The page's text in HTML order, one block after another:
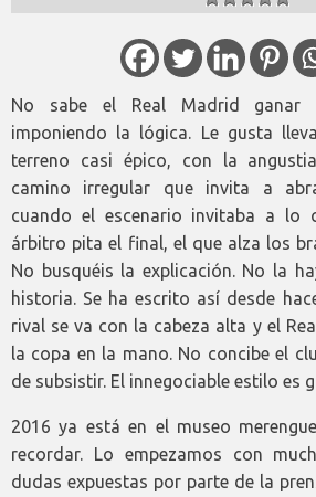
No sabe el Real Madrid
imponiendo la lógica. Le gusta
terreno casi épico, con la
camino irregular que invita a
cuando el escenario invitaba a lo
árbitro pita el final, el que alza los
No busquéis la explicación. No la
historia. Se ha escrito así desde
rival se va con la cabeza alta y el
la copa en la mano. No concibe el
de subsistir. El innegociable estilo es
2016 ya está en el museo
recordar. Lo empezamos con
dudas expuestas por parte de la